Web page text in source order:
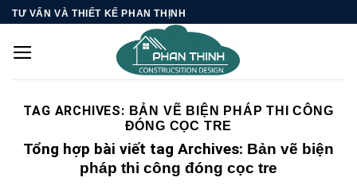
Skip
content
TƯ VẤN VÀ THIẾT KẾ PHAN THỊNH
TAG ARCHIVES: BẢN VẼ BIỆN PHÁP THI CÔNG
ĐÓNG CỌC TRE
Tổng hợp bài viết tag Archives: Bản vẽ biện
pháp thi công đóng cọc tre